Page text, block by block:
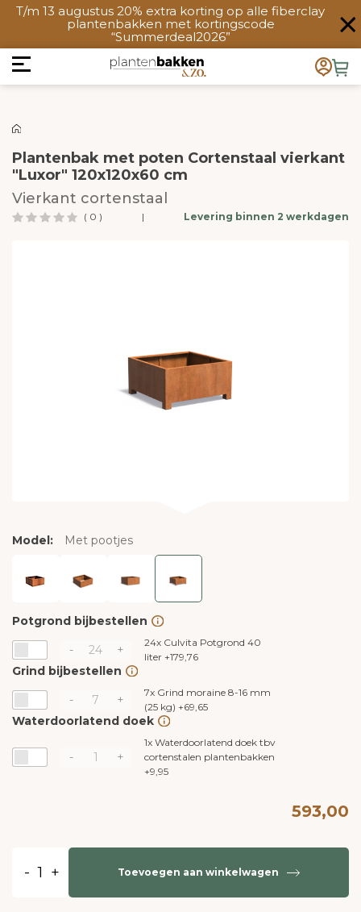
T/m 13 augustus 20% extra korting op alle fiberclay
plantenbakken met kortingscode
“Summerdeal2026”
Plantenbak met poten Cortenstaal vierkant
"Luxor" 120x120x60 cm
Vierkant cortenstaal
( 0 ) | Levering binnen 2 werkdagen
Model: Met pootjes
Potgrond bijbestellen
-
+ 24x Culvita Potgrond 40
liter +179,76
Grind bijbestellen
-
+ 7x Grind moraine 8-16 mm
(25 kg) +69,65
Waterdoorlatend doek
- +
1x Waterdoorlatend doek tbv
cortenstalen plantenbakken
+9,95
593,00
- + Toevoegen aan winkelwagen